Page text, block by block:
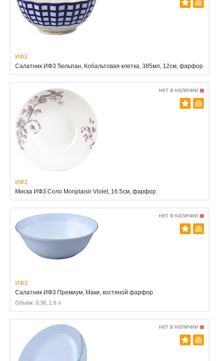
ИФЗ
Салатник ИФЗ Тюльпан, Кобальтовая клетка, 385мл, 12см, фарфор
нет в наличии
ИФЗ
Миска ИФЗ Соло Monplaisir Violet, 16.5см, фарфор
нет в наличии
ИФЗ
Салатник ИФЗ Премиум, Маки, костяной фарфор
Объём: 0.38, 1.8 л
нет в наличии